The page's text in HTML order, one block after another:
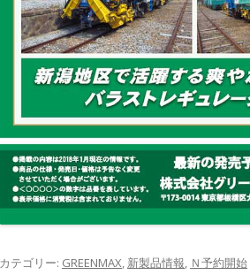
カテゴリー: GREENMAX, 新製品情報, Ｎ予約開始